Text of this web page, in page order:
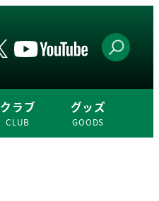
クラブ
CLUB
グッズ
GOODS